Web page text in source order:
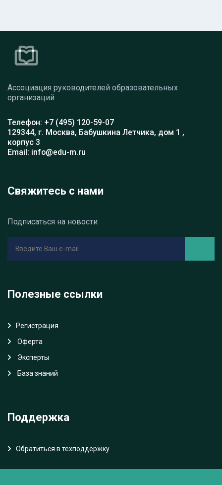
Ассоциация руководителей образовательных
организаций
Телефон: +7 (495) 120-59-07
129344, г. Москва, Бабушкина Летчика, дом 1 ,
корпус 3
Email: info@edu-m.ru
Свяжитесь с нами
Подписаться на новости
Полезные ссылки
Регистрация
Oферта
Эксперты
База знаний
Поддержка
Обратиться в техподдержку